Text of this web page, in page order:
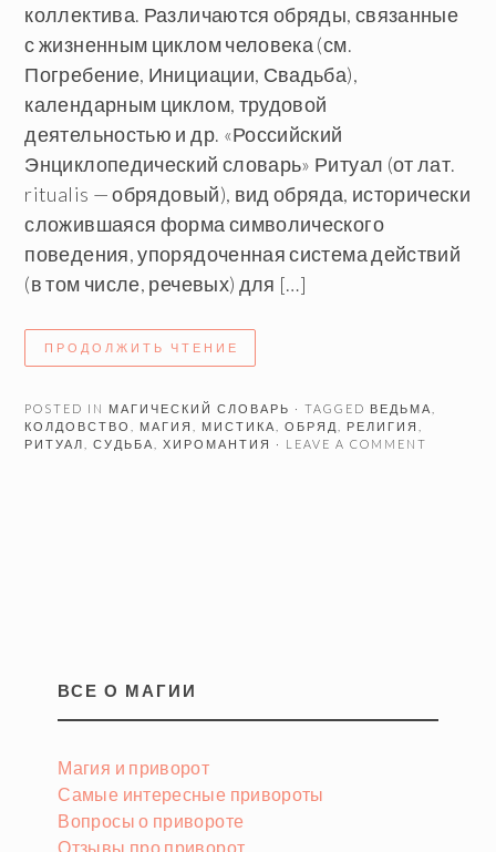
коллектива. Различаются обряды, связанные
с жизненным циклом человека (см.
Погребение, Инициации, Свадьба),
календарным циклом, трудовой
деятельностью и др. «Российский
Энциклопедический словарь» Ритуал (от лат.
ritualis — обрядовый), вид обряда, исторически
сложившаяся форма символического
поведения, упорядоченная система действий
(в том числе, речевых) для […]
ПРОДОЛЖИТЬ ЧТЕНИЕ
POSTED IN МАГИЧЕСКИЙ СЛОВАРЬ · TAGGED ВЕДЬМА
КОЛДОВСТВО
МАГИЯ МИСТИКА ,ОБРЯД РЕЛИГИЯ
РИТУАЛ
,СУДЬБА ,ХИРОМАНТИЯ · LEAVE A COMMENT
ВСЕ О МАГИИ
Магия и приворот
Самые интересные привороты
Вопросы о привороте
Отзывы про приворот